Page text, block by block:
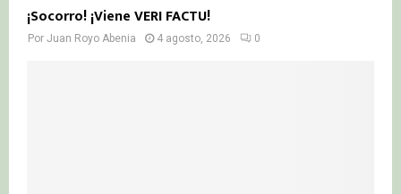
¡Socorro! ¡Viene VERI FACTU!
Por Juan Royo Abenia 4 agosto, 2026 0